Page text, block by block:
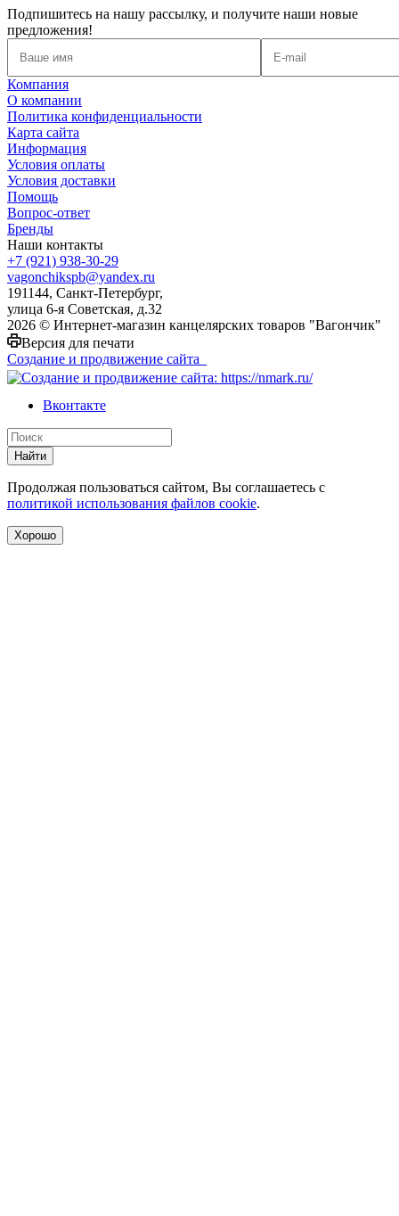
Подпишитесь на нашу рассылку, и получите наши новые
предложения!
Компания
О компании
Политика конфиденциальности
Карта сайта
Информация
Условия оплаты
Условия доставки
Помощь
Вопрос-ответ
Бренды
Наши контакты
+7 (921) 938-30-29
vagonchikspb@yandex.ru
191144, Санкт-Петербург,
улица 6-я Советская, д.32
2026 © Интернет-магазин канцелярских товаров "Вагончик"
Версия для печати
Создание и продвижение сайта
Вконтакте
Найти
Продолжая пользоваться сайтом, Вы соглашаетесь с
политикой использования файлов cookie.
Хорошо